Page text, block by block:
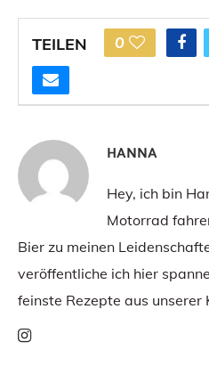
TEILEN 0
HANNA
Hey, ich bin
Motorrad
Bier zu meinen
veröffentliche ich hier
feinste Rezepte aus unserer